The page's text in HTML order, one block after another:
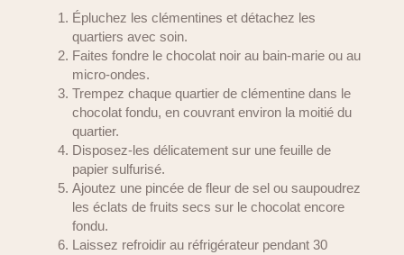
Épluchez les clémentines et détachez les
quartiers avec soin.
Faites fondre le chocolat noir au bain-marie ou au
micro-ondes.
Trempez chaque quartier de clémentine dans le
chocolat fondu, en couvrant environ la moitié du
quartier.
Disposez-les délicatement sur une feuille de
papier sulfurisé.
Ajoutez une pincée de fleur de sel ou saupoudrez
les éclats de fruits secs sur le chocolat encore
fondu.
Laissez refroidir au réfrigérateur pendant 30